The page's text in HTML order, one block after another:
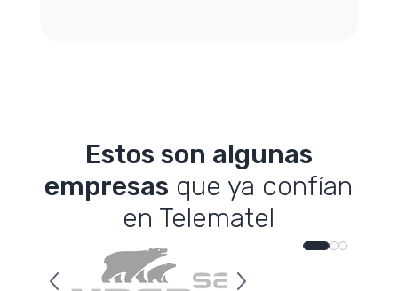
Estos son algunas
empresas que ya confían
en Telematel